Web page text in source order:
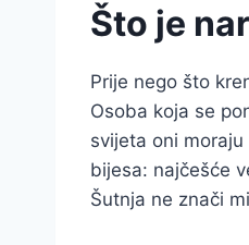
Što je
Prije nego što
Osoba koja se
svijeta oni
bijesa: najčešće
Šutnja ne znači